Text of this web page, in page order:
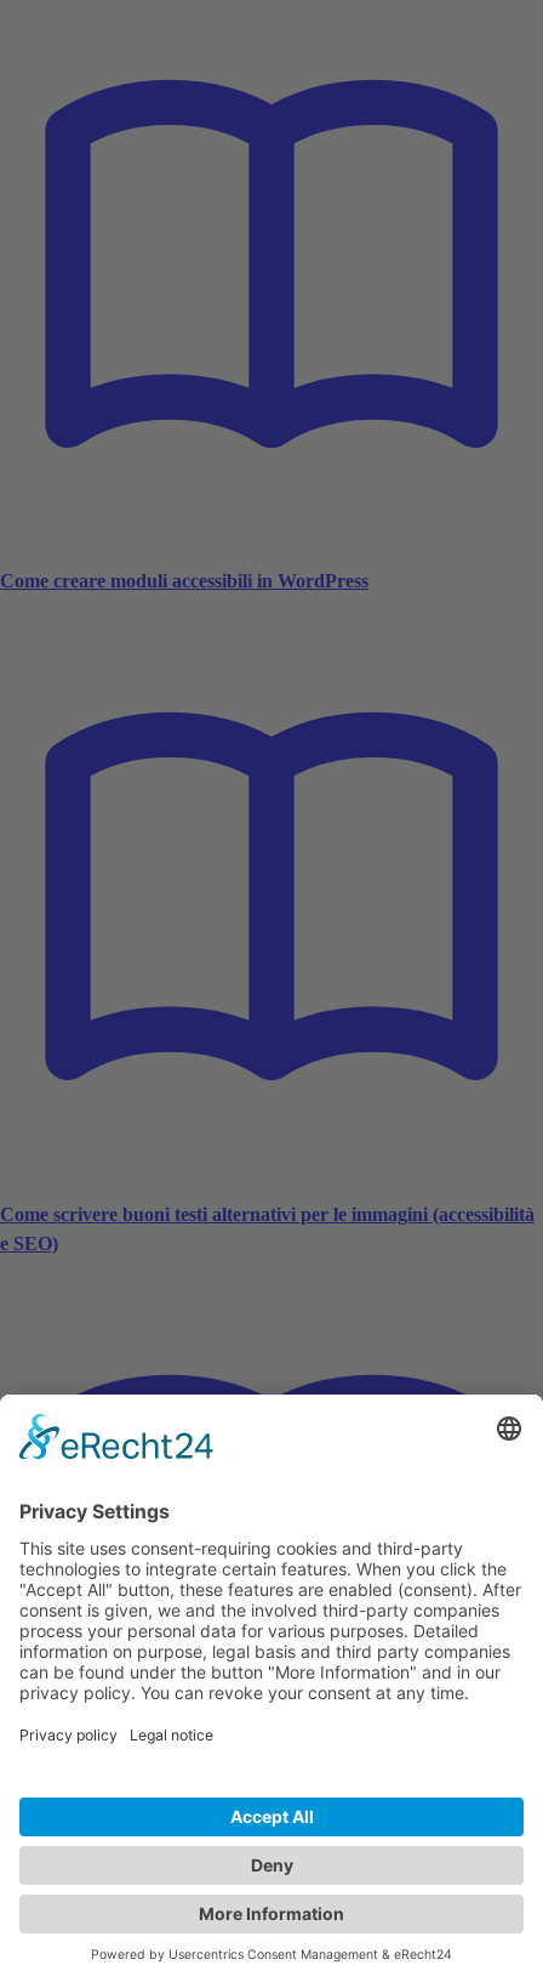
Come creare moduli accessibili in WordPress
Come scrivere buoni testi alternativi per le immagini (accessibilità
e SEO)
Mettere in sicurezza wp-config.php in WordPress